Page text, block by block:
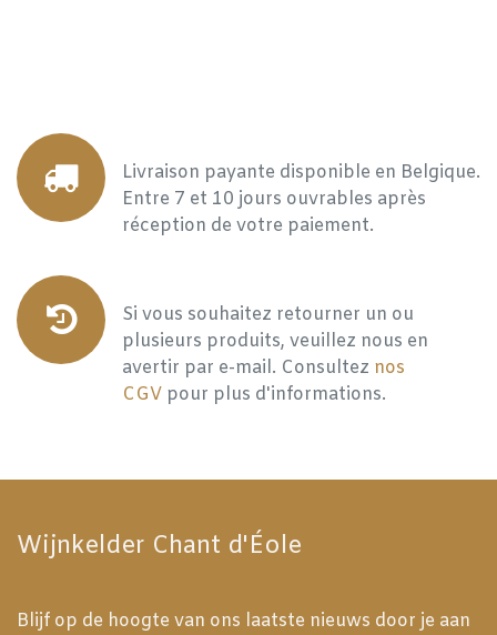
Livraison payante disponible en Belgique.
Entre 7 et 10 jours ouvrables après
réception de votre paiement.
Si vous souhaitez retourner un ou
plusieurs produits, veuillez nous en
avertir par e-mail. Consultez nos
CGV pour plus d'informations.
Wijnkelder Chant d'Éole
Blijf op de hoogte van ons laatste nieuws door je aan